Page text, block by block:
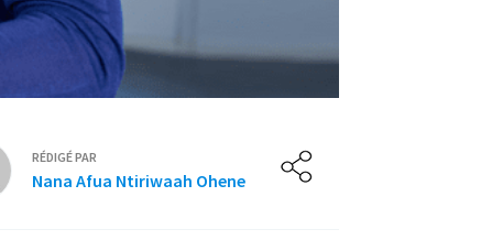
RÉDIGÉ PAR
Nana Afua Ntiriwaah Ohene